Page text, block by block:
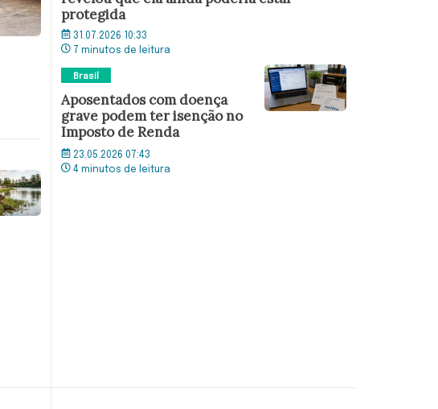
protegida
31.07.2026 10:33
7 minutos de leitura
Brasil
Aposentados com doença
grave podem ter isenção no
Imposto de Renda
23.05.2026 07:43
4 minutos de leitura